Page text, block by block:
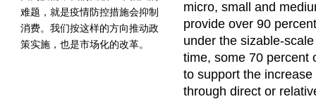
难题，就是疫情防控措施会抑制
消费。我们按这样的方向推动政
策实施，也是市场化的改革。
micro, small and
provide over 90
under the sizable-
time, some 70 percent
to support the
through direct or